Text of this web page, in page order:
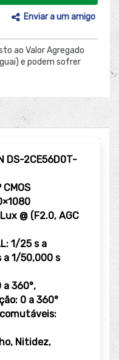
Enviar a um amigo
ao Valor Agregado
e podem sofrer
DS-2CE56D0T-
@ (F2.0, AGC
1/25 s a
a 1/50,000 s
360°,
0 a 360°
Nitidez,